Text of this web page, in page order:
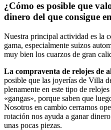
¿Cómo es posible que
dinero del que consigue
Nuestra principal actividad es la
gama, especialmente suizos
muy bien los cuarzos de gran
La compraventa de relojes de
posible que las joyerías de Villa
plenamente en este tipo de
«gangas», porque saben que
Nosotros en cambio cerramos
rotación nos ayuda a ganar
unas pocas piezas.